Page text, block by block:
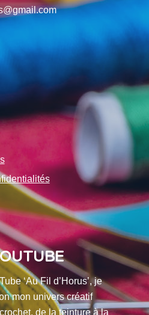
‘Au Fil d’Horus’, je
mon univers créatif
de la teinture à la